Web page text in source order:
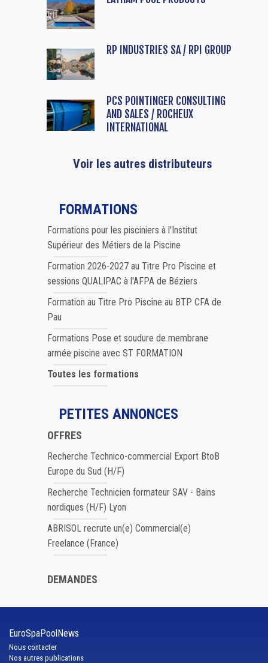
RP INDUSTRIES SA / RPI GROUP
PCS POINTINGER CONSULTING
AND SALES / ROCHEUX
INTERNATIONAL
Voir les autres distributeurs
FORMATIONS
Formations pour les pisciniers à l'Institut
Supérieur des Métiers de la Piscine
Formation 2026-2027 au Titre Pro Piscine et
sessions QUALIPAC à l'AFPA de Béziers
Formation au Titre Pro Piscine au BTP CFA de
Pau
Formations Pose et soudure de membrane
armée piscine avec ST FORMATION
Toutes les formations
PETITES ANNONCES
OFFRES
Recherche Technico-commercial Export BtoB
Europe du Sud (H/F)
Recherche Technicien formateur SAV - Bains
nordiques (H/F) Lyon
ABRISOL recrute un(e) Commercial(e)
Freelance (France)
DEMANDES
EuroSpaPoolNews
Nous contacter
Nos autres publications